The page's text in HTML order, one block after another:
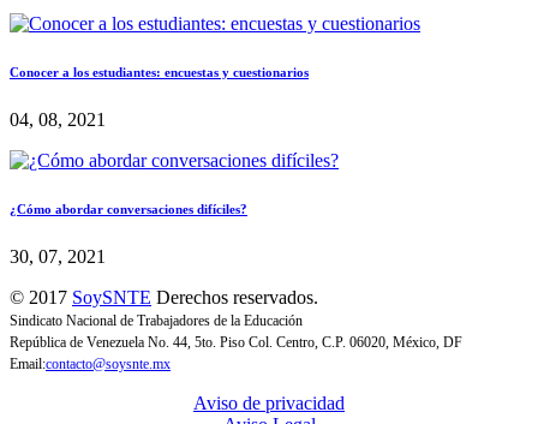
Conocer a los estudiantes: encuestas y cuestionarios
04, 08, 2021
¿Cómo abordar conversaciones difíciles?
30, 07, 2021
© 2017 SoySNTE Derechos reservados.
Sindicato Nacional de Trabajadores de la Educación
República de Venezuela No. 44, 5to. Piso Col. Centro, C.P. 06020, México, DF
Email:contacto@soysnte.mx
Aviso de privacidad